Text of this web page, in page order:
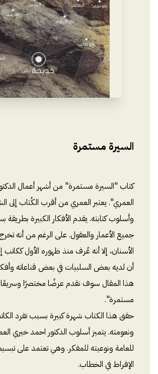
السيرة مستمرة
كتاب "السيرة مستمرة" من أشهر أعمال
العمري". يعتبر العمري من أقرب الكُتاب إلى
وأسلوب كتابته. يقدم الأفكار الكبيرة
جميع الأعمار والعقول. على الرغم من أنه
الأسنان، إلا أنه عُرف منذ ظهوره الأول
أن لديه بعض السلبيات في بعض قناعاته
هذا المقال سوف نقدم عرضًا مختصرًا
مستمرة".
حقق هذا الكتاب شهرة كبيرة بسبب تفرد
ونعومته. يتميز أسلوب الدكتور احمد خيري
للعامة ونوعيته للمفكر. وهي تعتمد على
الإفراط في الخطاب.